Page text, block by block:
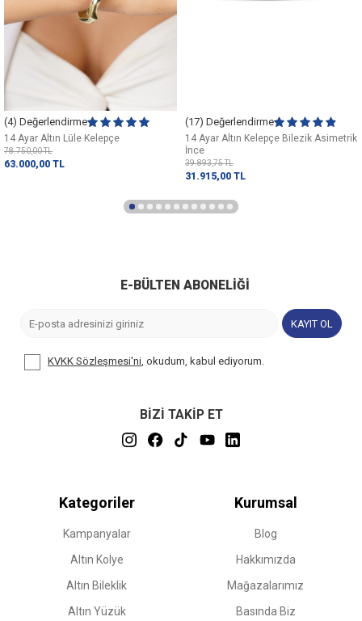
(4) Değerlendirme
14 Ayar Altın Lüle Kelepçe
78.750,00TL
63.000,00 TL
(17) Değerlendirme
14 Ayar Altın Kelepçe Bilezik Asimetrik
İnce
39.893,75TL
31.915,00 TL
E-BÜLTEN ABONELIĞI
KAYIT OL
KVKK Sözleşmesi'ni, okudum, kabul ediyorum.
BİZİ TAKİP ET
Kategoriler
Kampanyalar
Altın Kolye
Altın Bileklik
Altın Yüzük
Kurumsal
Blog
Hakkımızda
Mağazalarımız
Basında Biz